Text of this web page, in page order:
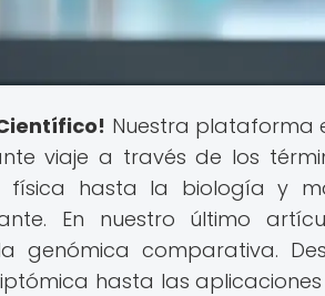
Nuestra plataforma
viaje a través de los
física hasta la biología y
En nuestro último
genómica comparativa.
hasta las